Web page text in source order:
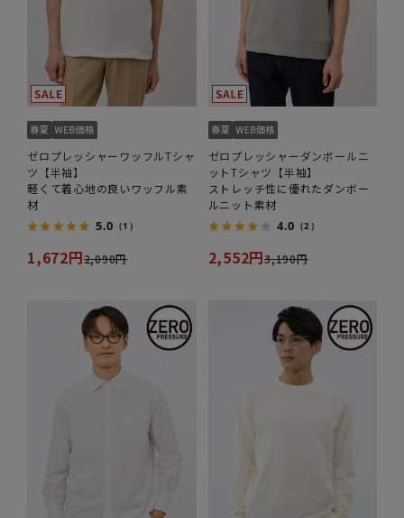
ゼロプレッシャーワッフルTシャ
ツ【半袖】
軽くて着心地の良いワッフル素
材
5.0 （1）
1,672円2,090円
ゼロプレッシャーダンボールニ
ットTシャツ【半袖】
ストレッチ性に優れたダンボー
ルニット素材
4.0 （2）
2,552円3,190円